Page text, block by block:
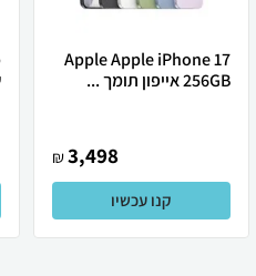
Apple Apple iPhone 17
256GB אייפון תומך ...
3,498
₪
קנו עכשיו